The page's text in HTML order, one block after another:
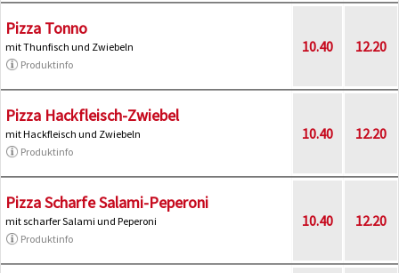
Pizza Tonno
mit Thunfisch und Zwiebeln
Produktinfo
10.40 12.20
Pizza Hackfleisch-Zwiebel
mit Hackfleisch und Zwiebeln
Produktinfo
10.40 12.20
Pizza Scharfe Salami-Peperoni
mit scharfer Salami und Peperoni
Produktinfo
10.40 12.20